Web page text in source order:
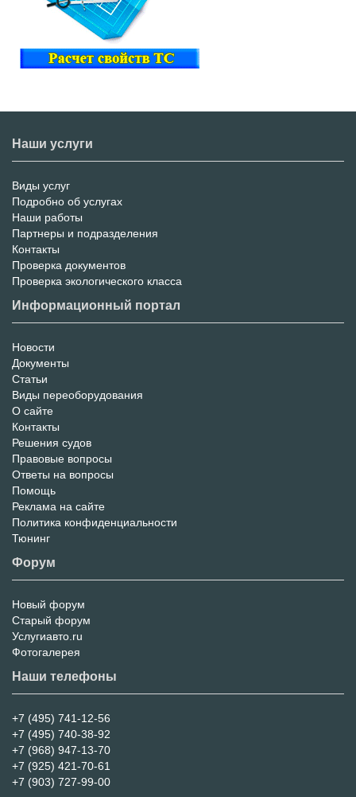
Наши услуги
Меню
услуг
Виды услуг
Подробно об услугах
Наши работы
Партнеры и подразделения
Контакты
Проверка документов
Проверка экологического класса
Информационный портал
Информационный
Портал
Новости
Документы
Статьи
Виды переоборудования
О сайте
Контакты
Решения судов
Правовые вопросы
Ответы на вопросы
Помощь
Реклама на сайте
Политика конфиденциальности
Тюнинг
Форум
Форум
Новый форум
Старый форум
Услугиавто.ru
Фотогалерея
Наши телефоны
+7 (495) 741-12-56
+7 (495) 740-38-92
+7 (968) 947-13-70
+7 (925) 421-70-61
+7 (903) 727-99-00